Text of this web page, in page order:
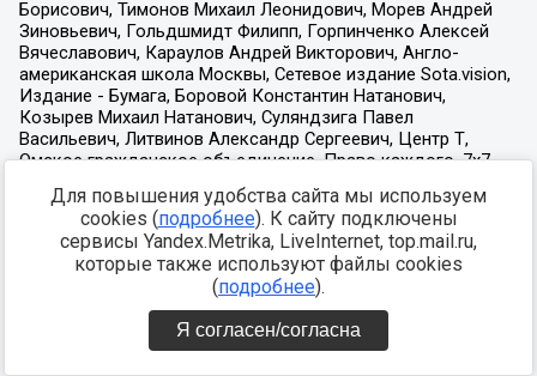
Для повышения удобства сайта мы используем
cookies (подробнее). К сайту подключены
сервисы Yandex.Metrika, LiveInternet, top.mail.ru,
которые также используют файлы cookies
(подробнее).
Я согласен/согласна